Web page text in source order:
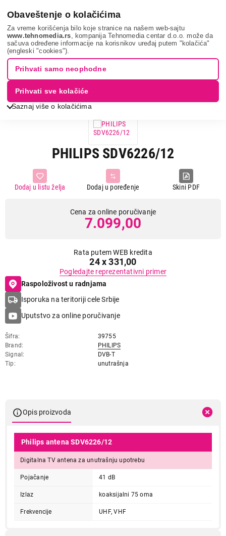
Obaveštenje o kolačićima
Za vreme korišćenja bilo koje stranice na našem web-sajtu
www.tehnomedia.rs , kompanija Tehnomedia centar d.o.o. može da
sačuva određene informacije na korisnikov uređaj putem "kolačića"
(engleski "cookies").
Saznaj više o kolačićima
Prihvati samo neophodne
Prihvati sve kolačiće
Tv, audio, video i foto Dodatna oprema za televizore
Antena
Philips sdv6226...
PHILIPS SDV6226/12
Skini PDF
Dodaj u poređenje
Dodaj u listu želja
Cena za online poručivanje
7.099,00
Rata putem WEB kredita
24 x 331,00
Pogledajte reprezentativni primer
Raspoloživost u radnjama
Isporuka na teritoriji cele Srbije
Uputstvo za online poručivanje
Šifra
39755
Brand
PHILIPS
Signal
DVB-T
Tip
unutrašnja
Opis proizvoda
Philips antena SDV6226/12
Digitalna TV antena za unutrašnju upotrebu
Pojačanje 41 dB
Izlaz koaksijalni 75 oma
Frekvencije UHF, VHF